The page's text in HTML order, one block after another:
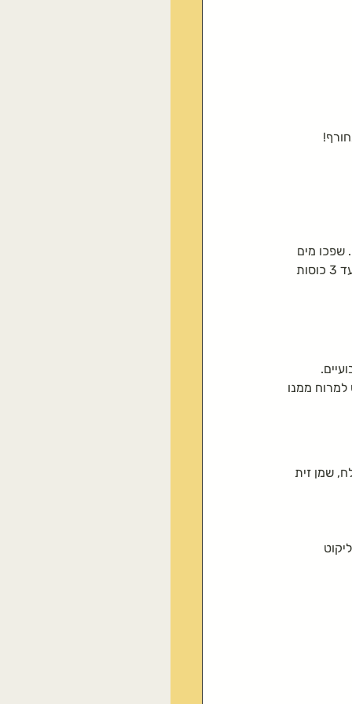
שפכו מים
רותחים וכסו עם מכסה. המתינו מספר דקות עד שהחליטה תהיה מרוכזת במקצת, ושתו ממנה. אפשרי עד 3 כוסות
ממנו
שמן זית